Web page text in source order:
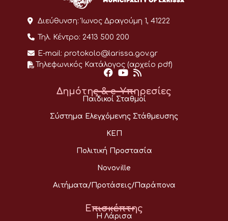
Διεύθυνση: Ίωνος Δραγούμη 1, 41222
Τηλ. Κέντρο: 2413 500 200
E-mail: protokolo@larissa.gov.gr
Τηλεφωνικός Κατάλογος (αρχείο pdf)
Δημότης & e-Υπηρεσίες
Παιδικοί Σταθμοί
Σύστημα Ελεγχόμενης Στάθμευσης
ΚΕΠ
Πολιτική Προστασία
Novoville
Αιτήματα/Προτάσεις/Παράπονα
Επισκέπτης
Η Λάρισα